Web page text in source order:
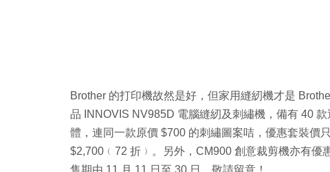
Brother 的打印機故然是好，但家用縫紉機才是
品 INNOVIS NV985D 電腦縫紉及刺繡機，備有 40
體，連同一款原價 $700 的刺繡圖案咭，優惠套裝價
$2,700﹙72 折﹚。另外，CM900 創意裁剪機亦有優
售期由 11 月 11 日至 30 日，敬請留意！